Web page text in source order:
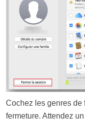
Cochez les genres de
fermeture. Attendez